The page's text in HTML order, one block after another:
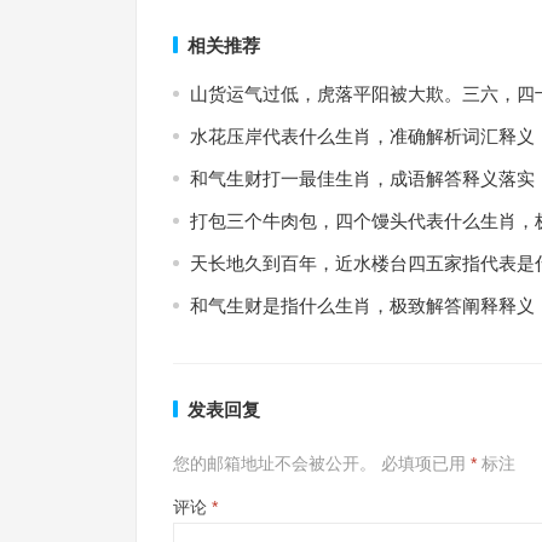
相关推荐
山货运气过低，虎落平阳被大欺。三六，
水花压岸代表什么生肖，准确解析词汇释义
和气生财打一最佳生肖，成语解答释义落实
打包三个牛肉包，四个馒头代表什么生肖，
天长地久到百年，近水楼台四五家指代表
和气生财是指什么生肖，极致解答阐释释义
发表回复
您的邮箱地址不会被公开。 必填项已用 * 标注
评论 *